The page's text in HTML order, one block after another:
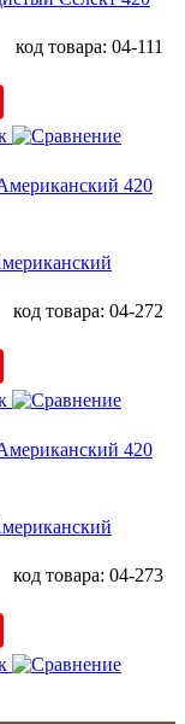
код товара: 04-111
код товара: 04-272
код товара: 04-273